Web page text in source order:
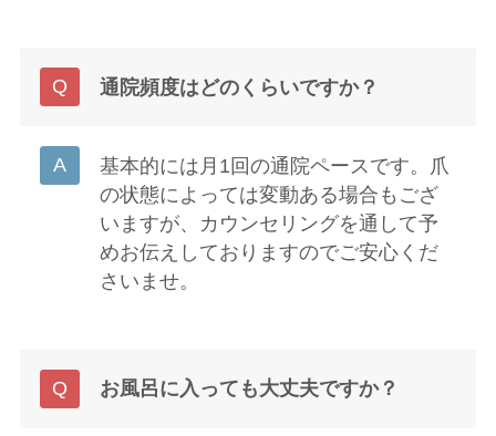
通院頻度はどのくらいですか？
基本的には月1回の通院ペースです。爪
の状態によっては変動ある場合もござ
いますが、カウンセリングを通して予
めお伝えしておりますのでご安心くだ
さいませ。
お風呂に入っても大丈夫ですか？